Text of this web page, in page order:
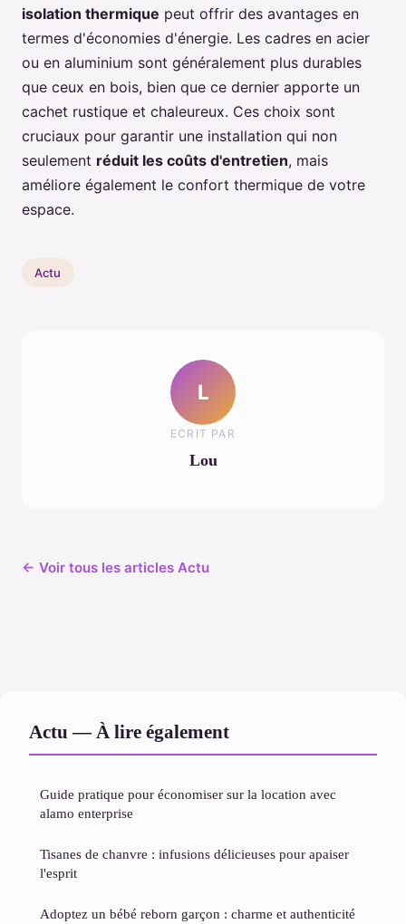
isolation thermique peut offrir des avantages en
termes d'économies d'énergie. Les cadres en acier
ou en aluminium sont généralement plus durables
que ceux en bois, bien que ce dernier apporte un
cachet rustique et chaleureux. Ces choix sont
cruciaux pour garantir une installation qui non
seulement réduit les coûts d'entretien, mais
améliore également le confort thermique de votre
espace.
Actu
L
ECRIT PAR
Lou
← Voir tous les articles Actu
Actu — À lire également
Guide pratique pour économiser sur la location avec
alamo enterprise
Tisanes de chanvre : infusions délicieuses pour apaiser
l'esprit
Adoptez un bébé reborn garçon : charme et authenticité